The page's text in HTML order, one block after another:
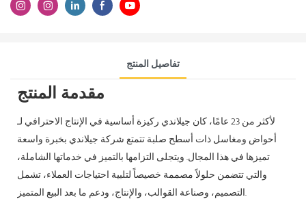
تفاصيل المنتج
مقدمة المنتج
لأكثر من 23 عامًا، كان جيلاندي ركيزة أساسية في الإنتاج الاحترافي لـ
أحواض ومغاسل ذات أسطح صلبةتتمتع شركة جيلاندي بخبرة واسعة
تميزها في هذا المجال. ويتجلى التزامها بالتميز في خدماتها الشاملة،
والتي تتضمن حلولاً مصممة خصيصاً لتلبية احتياجات العملاء، تشمل
التصميم، وصناعة القوالب، والإنتاج، ودعم ما بعد البيع المتميز.